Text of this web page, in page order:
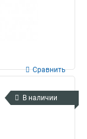
Сравнить
В наличии